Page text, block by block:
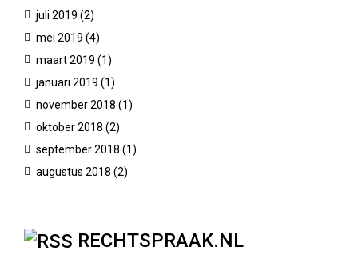
juli 2019 (2)
mei 2019 (4)
maart 2019 (1)
januari 2019 (1)
november 2018 (1)
oktober 2018 (2)
september 2018 (1)
augustus 2018 (2)
RECHTSPRAAK.NL